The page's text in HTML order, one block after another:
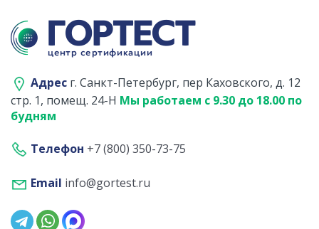
Адрес г. Санкт-Петербург, пер Каховского, д. 12
стр. 1, помещ. 24-Н Мы работаем с 9.30 до 18.00 по
будням
Телефон +7 (800) 350-73-75
Email info@gortest.ru